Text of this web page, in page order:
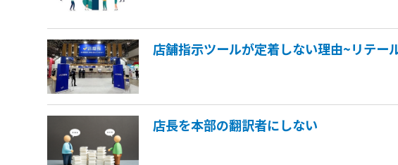
店舗指示ツールが定着しない理由~リテー
店長を本部の翻訳者にしない